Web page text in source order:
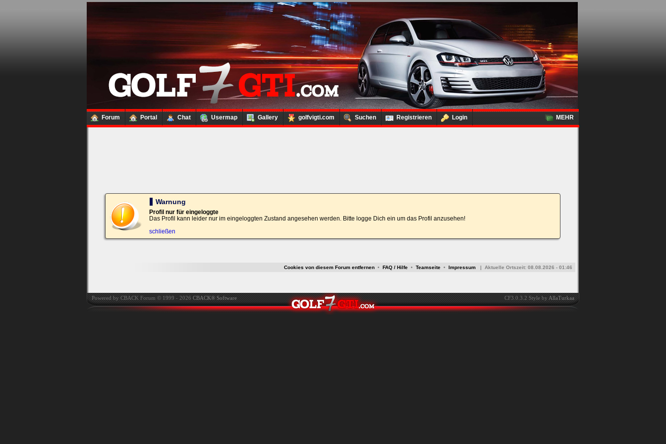
Forum Portal Chat Usermap Gallery golfvigti.com Suchen Registrieren Login MEHR
Loginbox
Trage
bitte
in
die
nachfolgenden
Felder
Deinen
Benutzernamen
und
Kennwort
ein,
um
Bei jedem Besuch
automatisch einloggen.
Warnung
Profil nur für eingeloggte
Das Profil kann leider nur im eingeloggten Zustand angesehen werden. Bitte logge Dich ein um das Profil anzusehen!
schließen
Cookies von diesem Forum entfernen • FAQ / Hilfe • Teamseite • Impressum | Aktuelle Ortszeit: 08.08.2026 - 01:46
Powered by CBACK Forum © 1999 - 2026CBACK® Software CF3.0.3.2 Style byAllaTurkaa